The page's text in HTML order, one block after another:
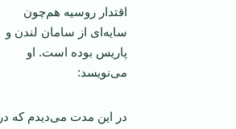
اقتدار روسیه‌ هم‌چون‌
سایه‌ای‌ از سامان‌ لندن‌ و
پاریس‌ بوده‌ است‌. او
می‌نویسد:
در این‌ مدت‌ می‌دیدم‌ كه‌ در